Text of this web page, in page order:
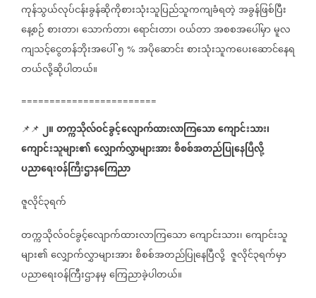
ကုန်သွယ်လုပ်ငန်းခွန်ဆိုကိုစားသုံးသူပြည်သူကကျခံရတဲ့အခွန်ဖြစ်ပြီး
နေ့စဉ်စားတာ၊သောက်တာ၊ရောင်းတာ၊ဝယ်တာအစစအပေါ်မှာမူလ
ကျသင့်ငွေတန်ဘိုးအပေါ်၅ % အပိုဆောင်းစားသုံးသူကပေးဆောင်နေရ
တယ်လို့ဆိုပါတယ်။
========================
📌📌 ၂။တက္ကသိုလ်ဝင်ခွင့်လျောက်ထားလာကြသောကျောင်းသား၊
ကျောင်းသူများ၏လျှောက်လွှာများအားစိစစ်အတည်ပြုနေပြီလို့
ပညာရေးဝန်ကြီးဌာနကြေညာ
ဇူလိုင်၃ရက်
တက္ကသိုလ်ဝင်ခွင့်လျောက်ထားလာကြသောကျောင်းသား၊ကျောင်းသူ
များ၏လျှောက်လွှာများအားစိစစ်အတည်ပြုနေပြီလို့ ဇူလိုင်၃ရက်မှာ
ပညာရေးဝန်ကြီးဌာနမှကြေညာခဲ့ပါတယ်။